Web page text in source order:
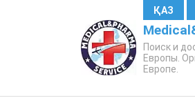
ҚАЗ
Поиск и
Европы.
Европе.